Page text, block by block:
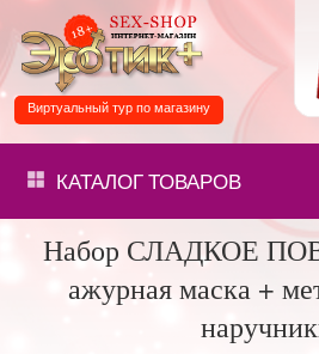
Виртуальный тур по магазину
КАТАЛОГТОВАРОВ
Набор СЛАДКОЕ
ажурная маска +